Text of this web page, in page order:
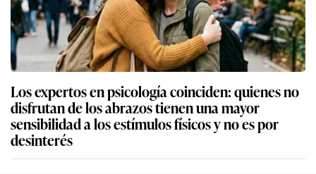
Los expertos en psicología coinciden: quienes no
disfrutan de los abrazos tienen una mayor
sensibilidad a los estímulos físicos y no es por
desinterés